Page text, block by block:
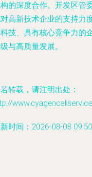
的深度合作。开发区管
高新技术企业的支持力
技、具有核心竞争力的
与高质量发展。
转载，请注明出处：
时间：2026-08-08